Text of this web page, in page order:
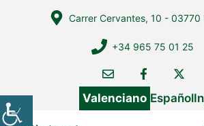
Carrer Cervantes, 10 - 03770
+34 965 75 01 25
Valenciano Español